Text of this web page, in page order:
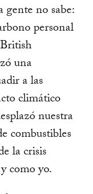
gente no sabe:
personal
una
a las
climático
nuestra
combustibles
la crisis
como yo.